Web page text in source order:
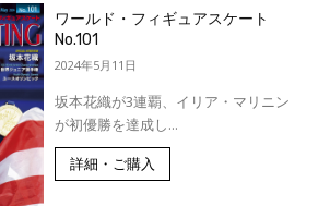
ワールド・フィギュアスケート
No.101
2024年5月11日
坂本花織が3連覇、イリア・マリニン
が初優勝を達成し...
詳細・ご購入